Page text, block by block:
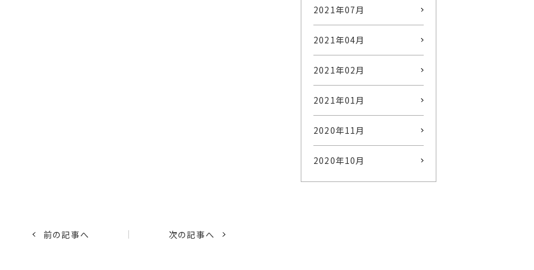
2021年07月
2021年04月
2021年02月
2021年01月
2020年11月
2020年10月
前の記事へ 次の記事へ